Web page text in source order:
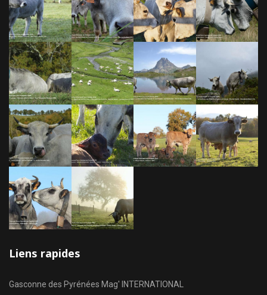
Liens rapides
Gasconne des Pyrénées Mag' INTERNATIONAL